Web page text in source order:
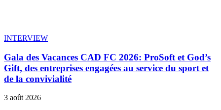
INTERVIEW
Gala des Vacances CAD FC 2026: ProSoft et God’s
Gift, des entreprises engagées au service du sport et
de la convivialité
3 août 2026